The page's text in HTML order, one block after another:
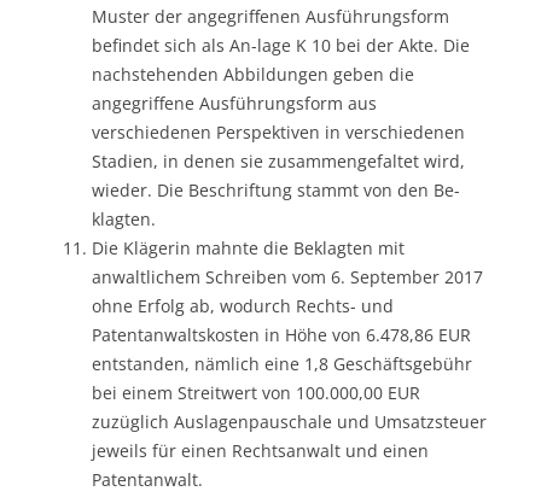
Muster der angegriffenen Ausführungsform
befindet sich als An-lage K 10 bei der Akte. Die
nachstehenden Abbildungen geben die
angegriffene Ausführungsform aus
verschiedenen Perspektiven in verschiedenen
Stadien, in denen sie zusammengefaltet wird,
wieder. Die Beschriftung stammt von den Be-
klagten.
Die Klägerin mahnte die Beklagten mit
anwaltlichem Schreiben vom 6. September 2017
ohne Erfolg ab, wodurch Rechts- und
Patentanwaltskosten in Höhe von 6.478,86 EUR
entstanden, nämlich eine 1,8 Geschäftsgebühr
bei einem Streitwert von 100.000,00 EUR
zuzüglich Auslagenpauschale und Umsatzsteuer
jeweils für einen Rechtsanwalt und einen
Patentanwalt.